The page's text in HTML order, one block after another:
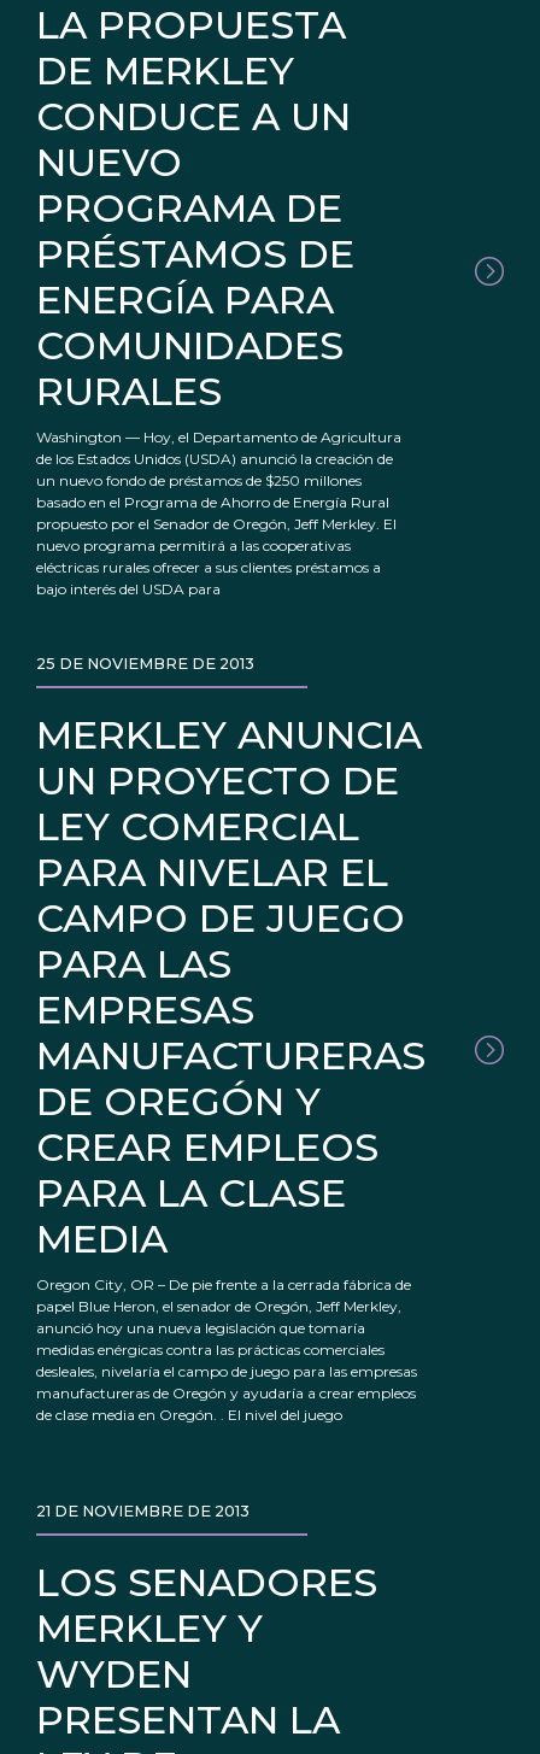
LA PROPUESTA
DE MERKLEY
CONDUCE A UN
NUEVO
PROGRAMA DE
PRÉSTAMOS DE
ENERGÍA PARA
COMUNIDADES
RURALES
Washington — Hoy, el Departamento de Agricultura
de los Estados Unidos (USDA) anunció la creación de
un nuevo fondo de préstamos de $250 millones
basado en el Programa de Ahorro de Energía Rural
propuesto por el Senador de Oregón, Jeff Merkley. El
nuevo programa permitirá a las cooperativas
eléctricas rurales ofrecer a sus clientes préstamos a
bajo interés del USDA para
MERKLEY ANUNCIA
UN PROYECTO DE
LEY COMERCIAL
PARA NIVELAR EL
CAMPO DE JUEGO
PARA LAS
EMPRESAS
MANUFACTURERAS
DE OREGÓN Y
CREAR EMPLEOS
PARA LA CLASE
MEDIA
25 DE NOVIEMBRE DE 2013
Oregon City, OR – De pie frente a la cerrada fábrica de
papel Blue Heron, el senador de Oregón, Jeff Merkley,
anunció hoy una nueva legislación que tomaría
medidas enérgicas contra las prácticas comerciales
desleales, nivelaría el campo de juego para las empresas
manufactureras de Oregón y ayudaría a crear empleos
de clase media en Oregón. . El nivel del juego
LOS SENADORES
MERKLEY Y
WYDEN
PRESENTAN LA
21 DE NOVIEMBRE DE 2013